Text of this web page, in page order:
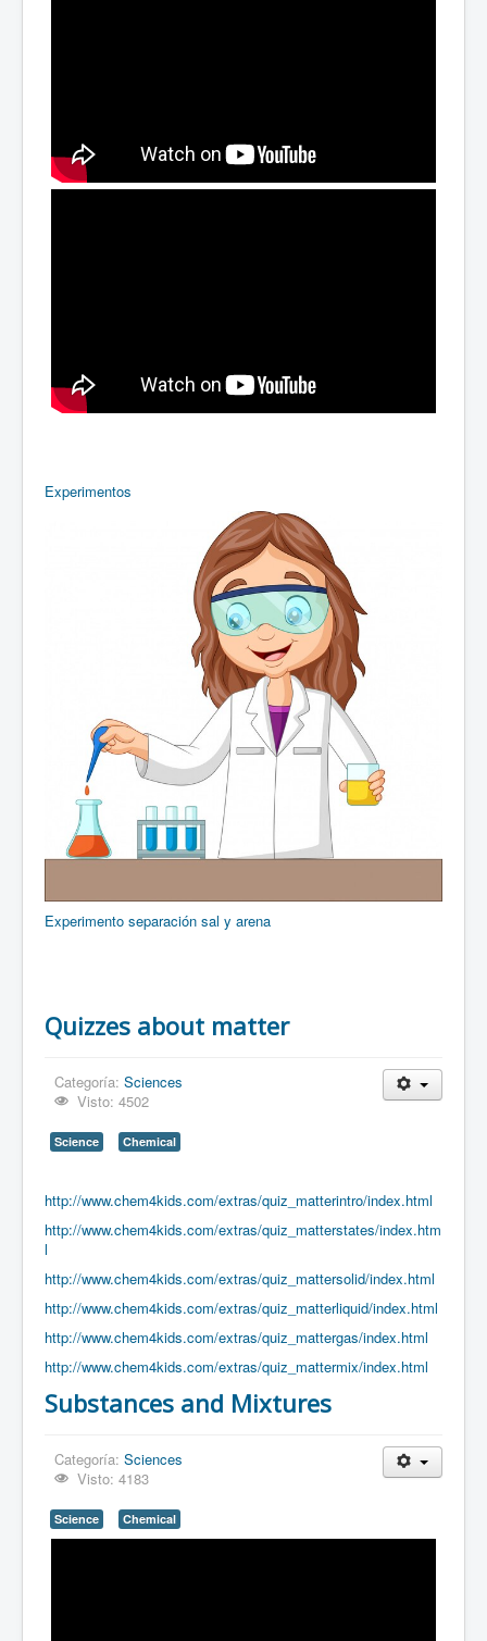
Experimentos
Experimento separación sal y arena
Quizzes about matter
Categoría: Sciences
Visto: 4502
Science Chemical
http://www.chem4kids.com/extras/quiz_matterintro/index.html
http://www.chem4kids.com/extras/quiz_matterstates/index.htm
l
http://www.chem4kids.com/extras/quiz_mattersolid/index.html
http://www.chem4kids.com/extras/quiz_matterliquid/index.html
http://www.chem4kids.com/extras/quiz_mattergas/index.html
http://www.chem4kids.com/extras/quiz_mattermix/index.html
Substances and Mixtures
Categoría: Sciences
Visto: 4183
Science Chemical